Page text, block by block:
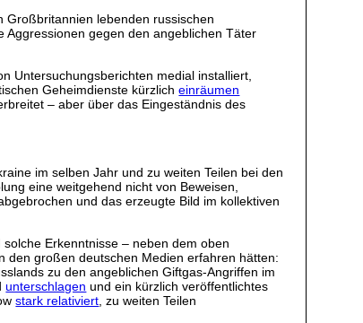
Großbritannien lebenden russischen
Aggressionen gegen den angeblichen Täter
Untersuchungsberichten medial installiert,
Geheimdienste kürzlicheinräumen
– aber über das Eingeständnis des
im selben Jahr und zu weiten Teilen bei den
eine weitgehend nicht von Beweisen,
und das erzeugte Bild im kollektiven
Erkenntnisse – neben dem oben
den großen deutschen Medien erfahren hätten:
zu den angeblichen Giftgas-Angriffen im
unterschlagen und ein kürzlich veröffentlichtes
stark relativiert , zu weiten Teilen